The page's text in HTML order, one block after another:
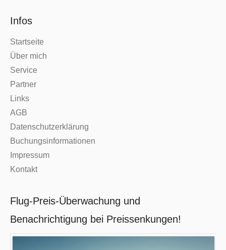
Infos
Startseite
Über mich
Service
Partner
Links
AGB
Datenschutzerklärung
Buchungsinformationen
Impressum
Kontakt
Flug-Preis-Überwachung und
Benachrichtigung bei Preissenkungen!